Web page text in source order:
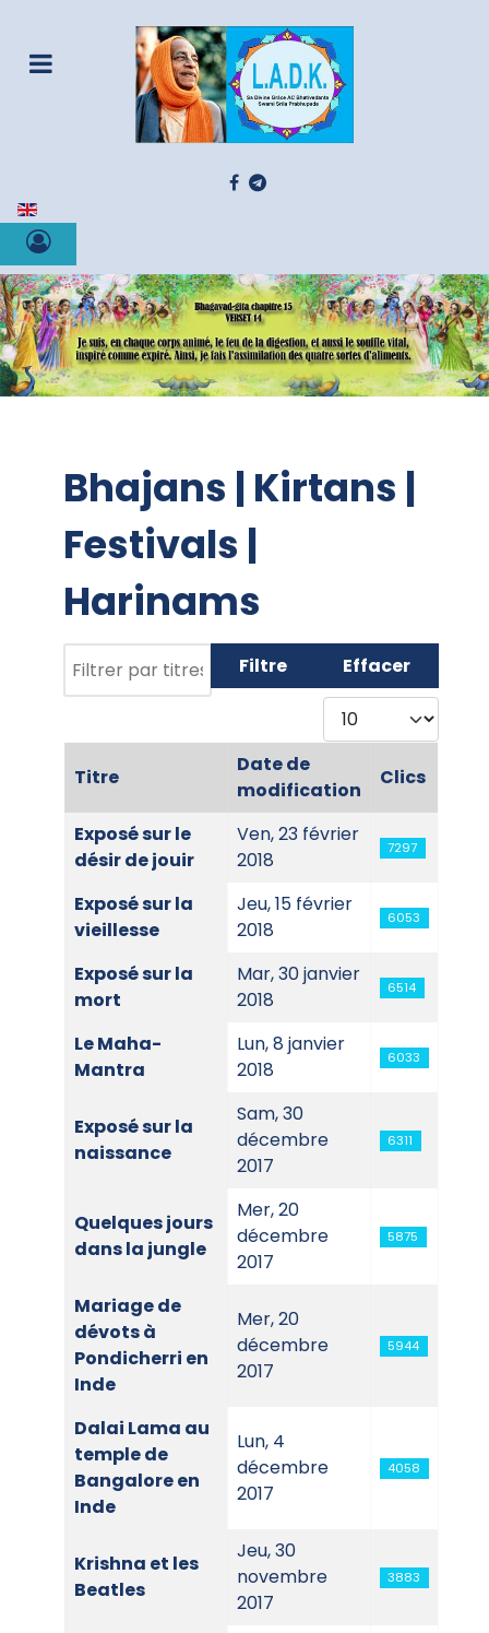
Sélectionnez votre langue
Bhajans | Kirtans |
Festivals |
Harinams
Filtre
Effacer
Afficher #
Articles
Titre
Date de
modification
Clics
Exposé sur le
désir de jouir
Ven, 23 février
2018
7297
Exposé sur la
vieillesse
Jeu, 15 février
2018
6053
Exposé sur la
mort
Mar, 30 janvier
2018
6514
Le Maha-
Mantra
Lun, 8 janvier
2018
6033
Exposé sur la
naissance
Sam, 30
décembre
2017
6311
Quelques jours
dans la jungle
Mer, 20
décembre
2017
5875
Mariage de
dévots à
Pondicherri en
Inde
Mer, 20
décembre
2017
5944
Dalai Lama au
temple de
Bangalore en
Inde
Lun, 4
décembre
2017
4058
Krishna et les
Beatles
Jeu, 30
novembre
2017
3883